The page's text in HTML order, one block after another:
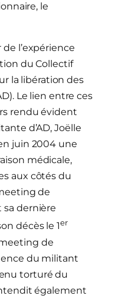
le
l’expérience
du Collectif
la libération des
Le lien entre ces
rendu évident
d’AD, Joëlle
juin 2004 une
médicale,
aux côtés du
de
dernière
décès le 1er
de
du militant
torturé du
également